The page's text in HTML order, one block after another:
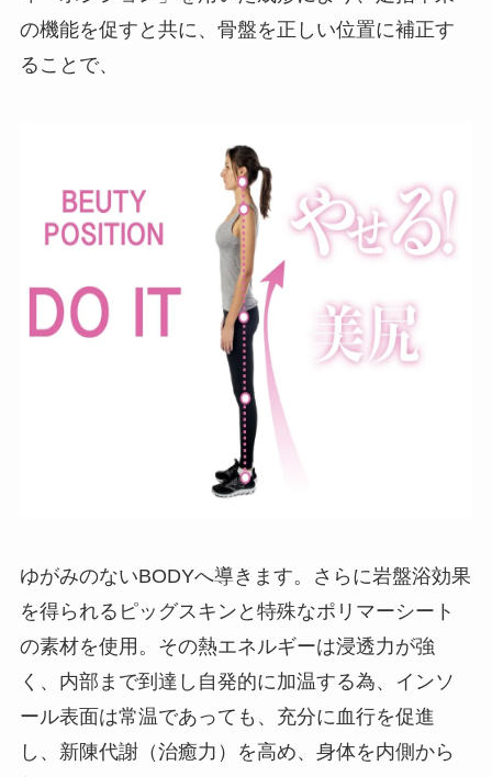
の機能を促すと共に、骨盤を正しい位置に補正す
ることで、
ゆがみのないBODYへ導きます。さらに岩盤浴効果
を得られるピッグスキンと特殊なポリマーシート
の素材を使用。その熱エネルギーは浸透力が強
く、内部まで到達し自発的に加温する為、インソ
ール表面は常温であっても、充分に血行を促進
し、新陳代謝（治癒力）を高め、身体を内側から